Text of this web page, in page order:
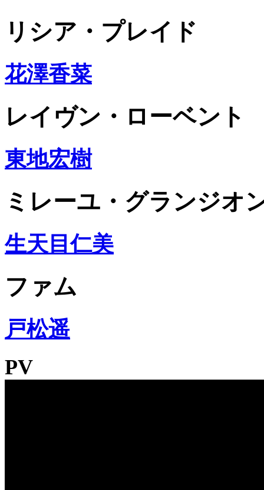
リシア・プレイド
花澤香菜
レイヴン・ローベント
東地宏樹
ミレーユ・グランジオ
生天目仁美
ファム
戸松遥
PV